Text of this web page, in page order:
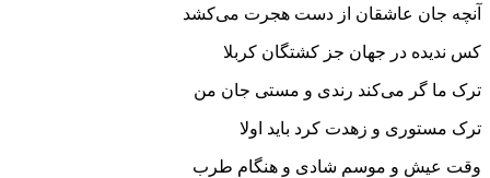
آنچه جان عاشقان از دست هجرت مى‌کشد
کس ندیده در جهان جز کشتگان کربلا
ترک ما گر مى‌کند رندى و مستى جان من
ترک مستورى و زهدت کرد باید اولا
وقت عیش و موسم شادى و هنگام طرب